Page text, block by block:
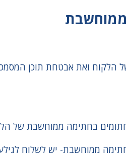
ואת אבטחת תוכן
בחתימה ממוחשבת של
ממוחשבת- יש לשלוח